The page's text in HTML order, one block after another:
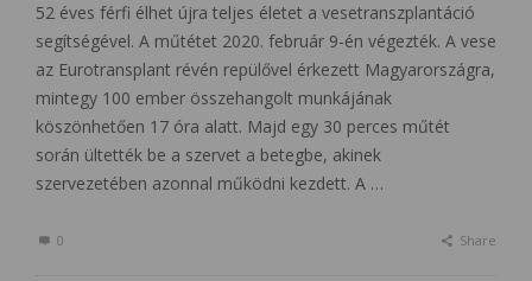
52 éves férfi élhet újra teljes életet a vesetranszplantáció
segítségével. A műtétet 2020. február 9-én végezték. A vese
az Eurotransplant révén repülővel érkezett Magyarországra,
mintegy 100 ember összehangolt munkájának
köszönhetően 17 óra alatt. Majd egy 30 perces műtét
során ültették be a szervet a betegbe, akinek
szervezetében azonnal működni kezdett. A …
0 Share